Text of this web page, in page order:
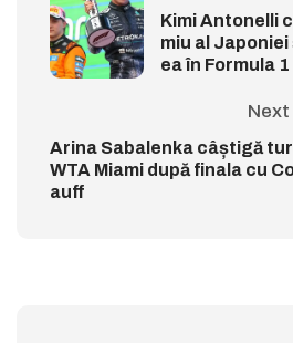
Kimi Antonelli
miu al
ea în Formula 1
Arina Sabalenka câștigă
WTA Miami după finala cu
auff